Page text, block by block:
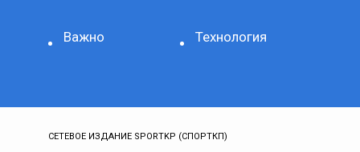
Важно Технология
СЕТЕВОЕ ИЗДАНИЕ SPORTKP (СПОРТКП)